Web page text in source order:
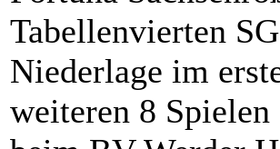
Tabellenvierten
Niederlage im
weiteren 8